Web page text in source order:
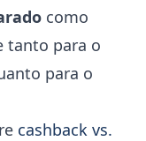
como
tanto para o
para o
cashback vs.